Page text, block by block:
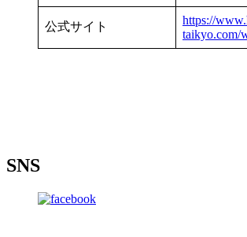
公式サイト
https://
taikyo.com/
SNS